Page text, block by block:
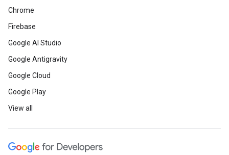
Chrome
Firebase
Google AI Studio
Google Antigravity
Google Cloud
Google Play
View all